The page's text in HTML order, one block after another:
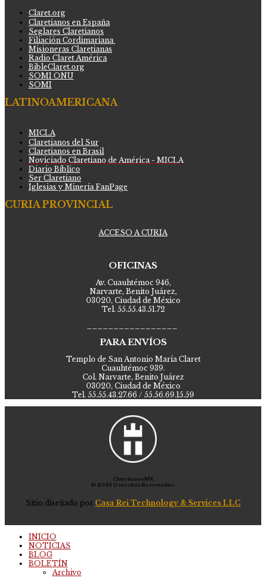
Claret.org
Claretianos en España
Seglares Claretianos
Filiación Cordimariana
Misioneras Claretianas
Radio Claret América
BibleClaret.org
SOMI ONU
SOMI
LATINOAMERICANA
MICLA
Claretianos del Sur
Claretianos en Brasil
Noviciado Claretiano de América - MICLA
Diario Bíblico
Ser Claretiano
Iglesias y Minería FanPage
CURIA PROVINCIAL
ACCESO A CURIA
OFICINAS
Av. Cuauhtémoc 946,
Narvarte, Benito Juárez,
03020, Ciudad de México
Tel. 55.55.43.51.72
PARA ENVÍOS
Templo de San Antonio María Claret
Cuauhtémoc 939.
Col. Narvarte, Benito Juárez
03020, Ciudad de México
Tel. 55.55.43.27.66 / 55.56.69.15.59
ClaretianosMX
© 2026 Derechos Reservados.
Sitio diseñado por Casa Rei Technology & Services LLC
INICIO
NOTICIAS
BLOG
BOLETÍN
Archivo